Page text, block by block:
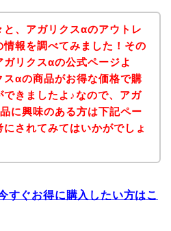
と、アガリクスαのアウトレ
情報を調べてみました！その
ガリクスαの公式ページよ
スαの商品がお得な価格で購
できましたよ♪なので、アガ
に興味のある方は下記ペー
にされてみてはいかがでしょ
すぐお得に購入したい方はこ